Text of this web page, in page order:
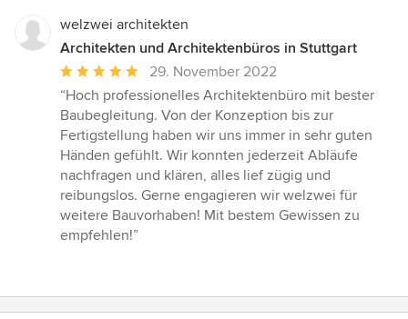
welzwei architekten
Architekten und Architektenbüros in Stuttgart
Durchschnittliche
Bewertung:
5
von
5
Sternen
29. November 2022
“Hoch professionelles Architektenbüro mit bester
Baubegleitung. Von der Konzeption bis zur
Fertigstellung haben wir uns immer in sehr guten
Händen gefühlt. Wir konnten jederzeit Abläufe
nachfragen und klären, alles lief zügig und
reibungslos. Gerne engagieren wir welzwei für
weitere Bauvorhaben! Mit bestem Gewissen zu
empfehlen!”